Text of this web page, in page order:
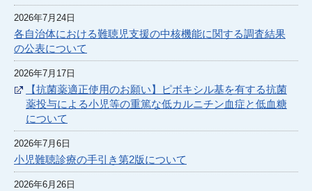
2026年7月24日
各自治体における難聴児支援の中核機能に関する調査結果
の公表について
2026年7月17日
【抗菌薬適正使用のお願い】ピボキシル基を有する抗菌
薬投与による小児等の重篤な低カルニチン血症と低血糖
について
2026年7月6日
小児難聴診療の手引き第2版について
2026年6月26日